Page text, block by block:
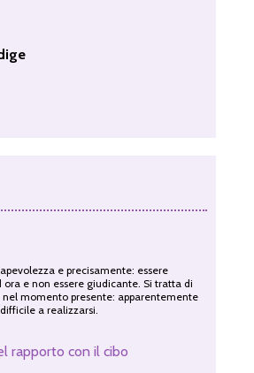
e precisamente: essere
e non essere giudicante. Si tratta di
nel momento presente: apparentemente
a realizzarsi.
rapporto con il cibo